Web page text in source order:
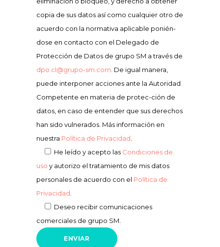
copia de sus datos así como cualquier otro de
acuerdo con la normativa aplicable ponién-
dose en contacto con el Delegado de
Protección de Datos de grupo SM a través de
dpo.cl@grupo-sm.com . De igual manera,
puede interponer acciones ante la Autoridad
Competente en materia de protec-ción de
datos, en caso de entender que sus derechos
han sido vulnerados. Más información en
nuestra Política de Privacidad
He leído y acepto las Condiciones de
uso y autorizo el tratamiento de mis datos
personales de acuerdo con el Política de
Privacidad
Deseo recibir comunicaciones
comerciales de grupo SM.